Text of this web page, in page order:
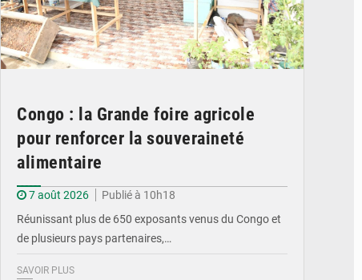
Congo : la Grande foire agricole
pour renforcer la souveraineté
alimentaire
7 août 2026
Publié à 10h18
Réunissant plus de 650 exposants venus du Congo et
de plusieurs pays partenaires,…
SAVOIR PLUS